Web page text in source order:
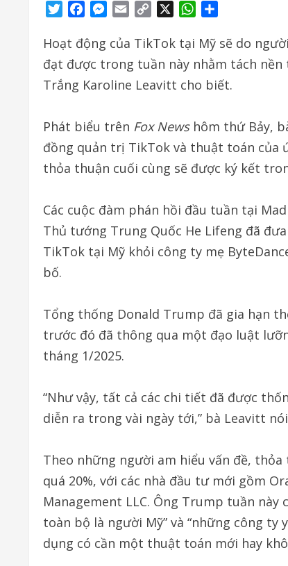
TwitterFacebookMessenger
Email
Copy
WhatsApp
Hoạt động của TikTok tại Mỹ sẽ do
đạt được trong tuần này nhằm tách
Trắng Karoline Leavitt cho biết.
Phát biểu trên Fox Newshôm thứ Bảy,
đồng quản trị TikTok và thuật toán của
thỏa thuận cuối cùng sẽ được ký kết
Các cuộc đàm phán hồi đầu tuần tại
Thủ tướng Trung Quốc He Lifeng đã
TikTok tại Mỹ khỏi công ty mẹ
bố.
Tổng thống Donald Trump đã gia hạn
trước đó đã thông qua một đạo luật
tháng 1/2025.
“Như vậy, tất cả các chi tiết đã được
diễn ra trong vài ngày tới,” bà Leavitt
Theo những người am hiểu vấn đề,
quá 20%, với các nhà đầu tư mới gồm
Management LLC. Ông Trump tuần
toàn bộ là người Mỹ” và “những công ty
dụng có cần một thuật toán mới hay